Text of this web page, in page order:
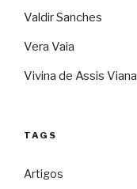
Valdir Sanches
Vera Vaia
Vivina de Assis Viana
TAGS
Artigos